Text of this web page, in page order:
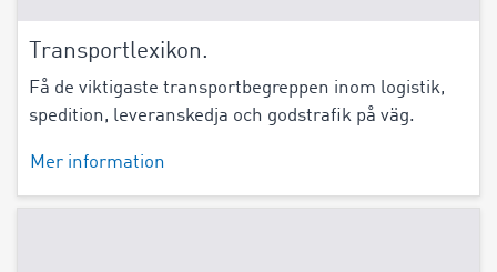
Transportlexikon.
Få de viktigaste transportbegreppen inom logistik,
spedition, leveranskedja och godstrafik på väg.
Mer information